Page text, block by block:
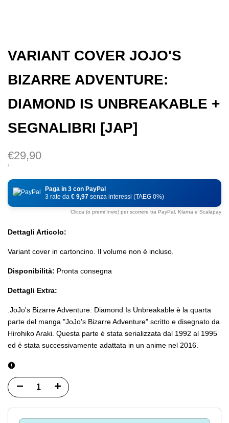
VARIANT COVER JOJO'S
BIZARRE ADVENTURE:
DIAMOND IS UNBREAKABLE +
SEGNALIBRI [JAP]
Prezzo
di
vendita
€29,90
PREZZO
UNITÀ
/PER
Paga in 3 con PayPal
3 rate da € 9,97 senza interessi (TAEG 0%)
Clicca (o premi Invio) per scorrere tra PayPal, Klarna e Scalapay
Dettagli Articolo:
Variant cover in cartoncino. Il volume non è incluso.
Disponibilità: Pronta consegna
Dettagli Extra:
JoJo's Bizarre Adventure: Diamond Is Unbreakable è la quarta
parte del manga "JoJo's Bizarre Adventure" scritto e disegnato da
Hirohiko Araki. Questa parte è stata serializzata dal 1992 al 1995
ed è stata successivamente adattata in un anime nel 2016.
Diminuisci
quantità
Incrementa
quantità